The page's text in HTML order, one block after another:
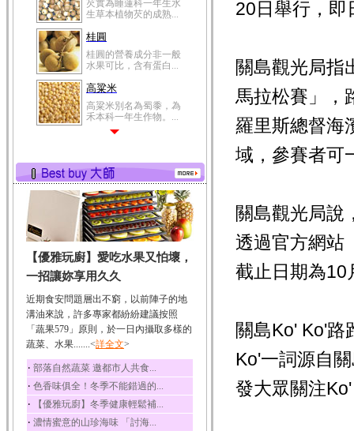
芡實為睡蓮科一年生水
生草本植物芡的成熟...
桂圓
桂圓的營養成分非一般
水果可比，含有蛋白...
高粱米
高粱米別名為蜀黍，為
禾本科一年生作物。...
有蛋白質、脂肪、磷...
鮪魚
鮪魚肚肉中的不飽和脂
肪酸內富含EPA和DH...
韭菜
韭菜所含的膳食纖維能
幫助消化與通便；揮...
冬瓜
冬瓜營養價值高，鈉含
量極低是水腫病人的...
豆豉
豆豉裡頭含有營養的蛋
白質、脂肪、鈣、磷...
榛果
榛果裡所含的營養素有
蛋白質、脂肪、醣類...
【優雅玩廚】愛吃水果又怕壞，
一招讓妳享用久久
近期食安問題層出不窮，以前陣子的地
溝油來說，許多專家都紛紛建議按照
「蔬果579」原則，於一日內攝取多樣的
蔬菜、水果.......<詳全文>
‧ 部落自然蔬菜 邀都市人共食...
‧ 色香味俱全！冬季不能錯過的...
‧ 【優雅玩廚】冬季健康輕鬆補...
‧ 濃情蜜意的山珍海味 「討海...
20日舉行，即
關島觀光局指
馬拉松賽」，
羅里斯總督海
域，參賽者可
關島觀光局說
透過官方網站
截止日期為10
關島Ko' Ko'路
Ko'一詞源自
發大眾關注